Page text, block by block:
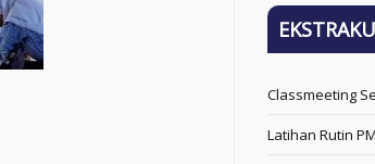
Classmeeting
Latihan Rutin